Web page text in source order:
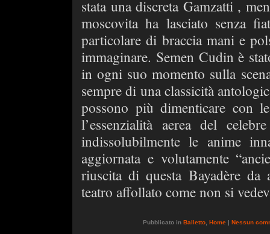
stata una discreta Gamzatti ,
moscovita ha lasciato senza
particolare di braccia mani e
immaginare. Semen Cudin è
in ogni suo momento sulla
sempre di una classicità
possono più dimenticare con
l’essenzialità aerea del
indissolubilmente le anime
aggiornata e volutamente
riuscita di questa Bayadère
teatro affollato come non si
Pubblicato in Balletto, Home | Nessun